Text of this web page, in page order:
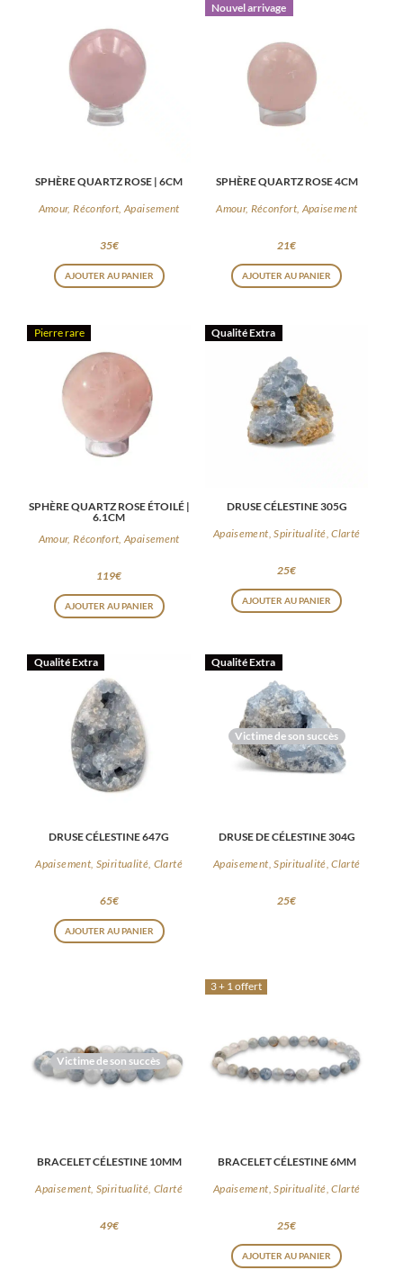
SPHÈRE QUARTZ ROSE | 6CM
Amour, Réconfort, Apaisement
35€
AJOUTER AU PANIER
Nouvel arrivage
SPHÈRE QUARTZ ROSE 4CM
Amour, Réconfort, Apaisement
21€
AJOUTER AU PANIER
Pierre rare
SPHÈRE QUARTZ ROSE ÉTOILÉ |
6.1CM
Amour, Réconfort, Apaisement
119€
AJOUTER AU PANIER
Qualité Extra
DRUSE CÉLESTINE 305G
Apaisement, Spiritualité, Clarté
25€
AJOUTER AU PANIER
Qualité Extra
DRUSE CÉLESTINE 647G
Apaisement, Spiritualité, Clarté
65€
AJOUTER AU PANIER
Victime de son succès
Qualité Extra
DRUSE DE CÉLESTINE 304G
Apaisement, Spiritualité, Clarté
25€
Victime de son succès
BRACELET CÉLESTINE 10MM
Apaisement, Spiritualité, Clarté
49€
3 + 1 offert
BRACELET CÉLESTINE 6MM
Apaisement, Spiritualité, Clarté
25€
AJOUTER AU PANIER